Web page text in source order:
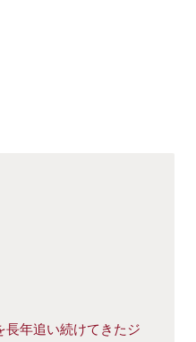
年追い続けてきたジ